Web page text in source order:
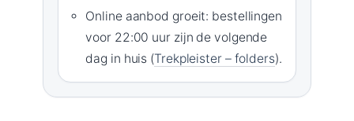
Online aanbod groeit: bestellingen
voor 22:00 uur zijn de volgende
dag in huis (Trekpleister – folders).